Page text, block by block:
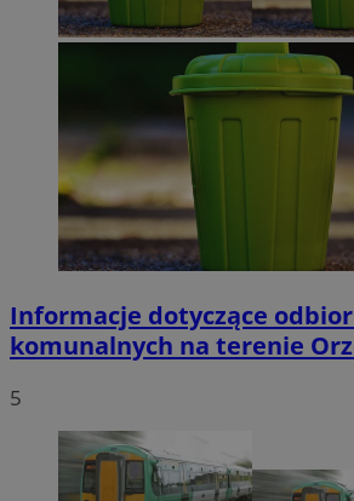
Informacje dotyczące
komunalnych na terenie
5